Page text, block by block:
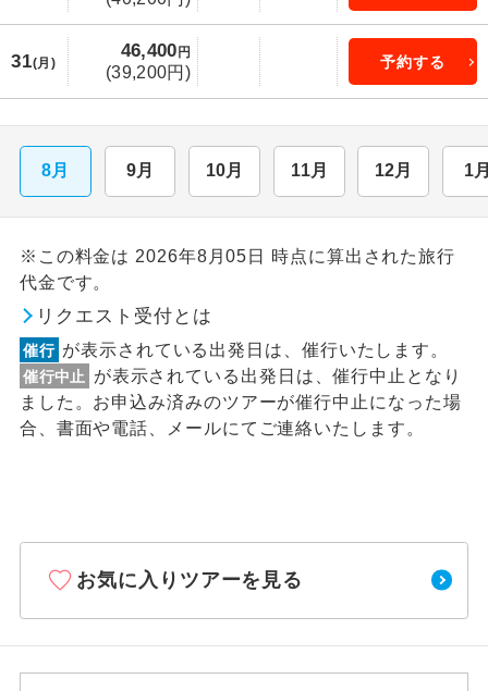
31(月)
46,400 円
(39,200円)
予約する
8月 9月 10月 11月 12月 1
※この料金は 2026年8月05日 時点に算出された旅行
代金です。
リクエスト受付とは
催行 が表示されている出発日は、催行いたします。
催行中止
が表示されている出発日は、催行中止となり
ました。お申込み済みのツアーが催行中止になった場
合、書面や電話、メールにてご連絡いたします。
お気に入りツアーを見る